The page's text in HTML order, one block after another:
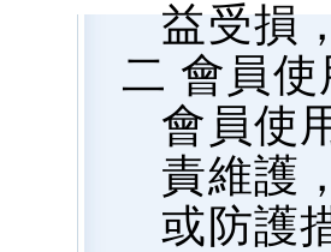
益受損
二 會員
會員使
責維護
或防護